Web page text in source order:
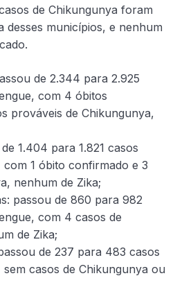
de Chikungunya foram
desses municípios, e nenhum
de 2.344 para 2.925
com 4 óbitos
prováveis de Chikungunya,
1.404 para 1.821 casos
1 óbito confirmado e 3
nenhum de Zika;
passou de 860 para 982
com 4 casos de
de Zika;
de 237 para 483 casos
casos de Chikungunya ou